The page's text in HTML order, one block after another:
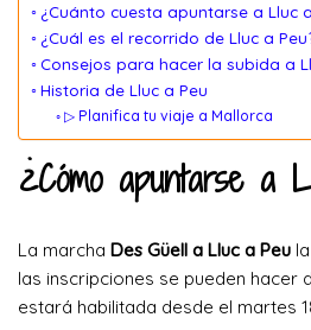
¿Cuánto cuesta apuntarse a Lluc
¿Cuál es el recorrido de Lluc a
Consejos para hacer la subida a
Historia de Lluc a Peu
▷ Planifica tu viaje a Mallorca
¿Cómo apuntarse a
La marcha Des Güell a Lluc a Peu
las inscripciones se pueden hacer
estará habilitada desde el martes